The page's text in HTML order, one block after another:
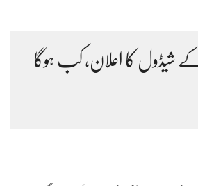
پی ایس ایل10 کے شیڈول کا اعلان، کب ہوگا